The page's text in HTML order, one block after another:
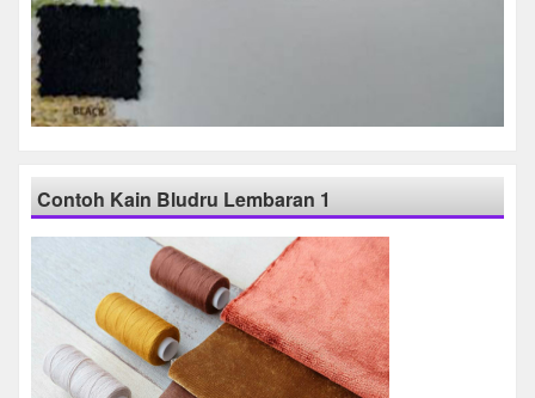
Contoh Kain Bludru Lembaran 1